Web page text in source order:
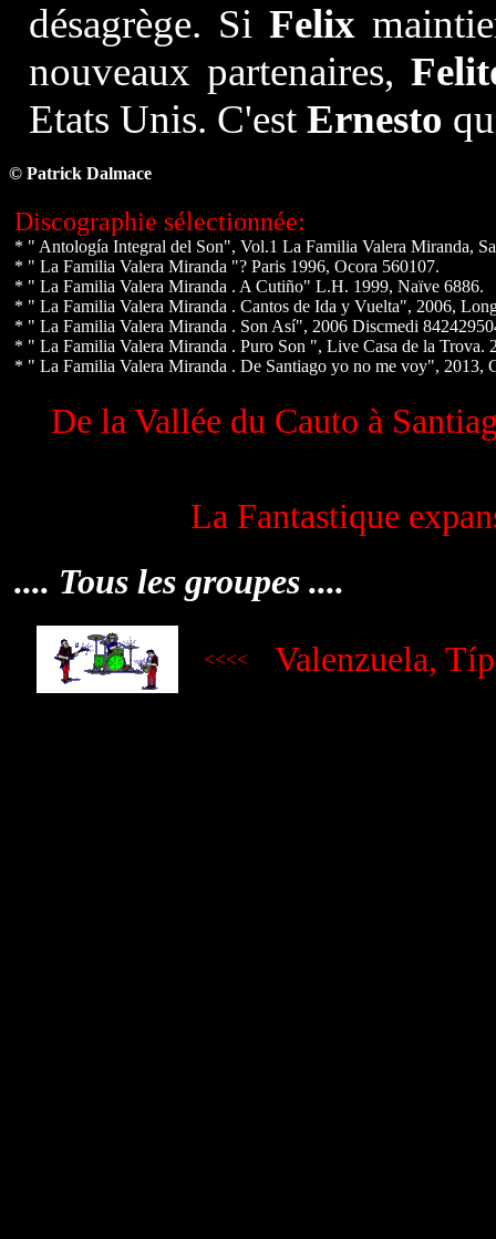
désagrège. Si Felix
nouveaux partenaires,
Etats Unis. C'est Ernesto
© Patrick Dalmace
Discographie sélectionnée:
* " Antología Integral del Son", Vol.1 La Familia Valera Miranda,
* " La Familia Valera Miranda "? Paris 1996, Ocora 560107.
* " La Familia Valera Miranda . A Cutiño" L.H. 1999, Naïve 6886.
* " La Familia Valera Miranda . Cantos de Ida y Vuelta", 2006,
* " La Familia Valera Miranda . Son Así", 2006 Discmedi
* " La Familia Valera Miranda . Puro Son ", Live Casa de la Trova.
* " La Familia Valera Miranda . De Santiago yo no me voy", 2013,
De la Vallée du Cauto à
La Fantastique
.... Tous les groupes ....
<<<< Valenzuela,